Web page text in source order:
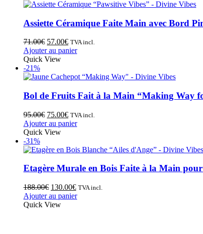
Assiette Céramique Faite Main avec Bord
71.00€ 57.00€ TVA incl.
Ajouter au panier
Quick View
-21%
Bol de Fruits Fait à la Main “Making Way
95.00€ 75.00€ TVA incl.
Ajouter au panier
Quick View
-31%
Etagère Murale en Bois Faite à la Main
188.00€ 130.00€ TVA incl.
Ajouter au panier
Quick View